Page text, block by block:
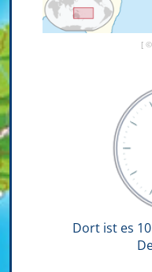
[
Dort ist es